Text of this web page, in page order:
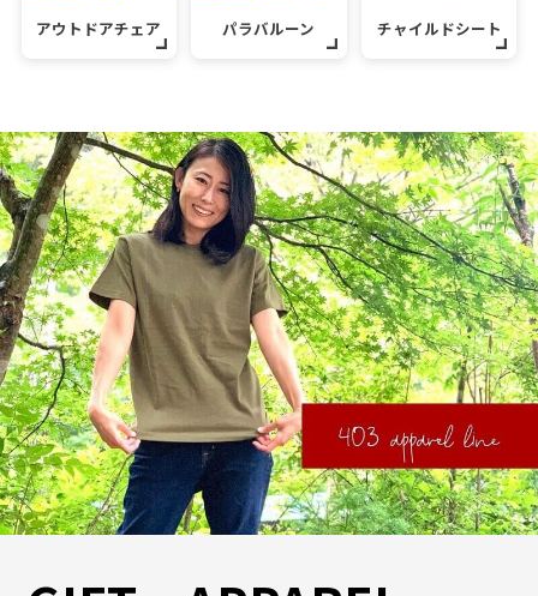
アウトドアチェア パラバルーン チャイルドシート